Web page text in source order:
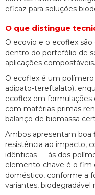
eficaz para soluções
O que distingue
O ecovio e o ecoflex
dentro do portefólio de
aplicações compostáveis.
O ecoflex é um
adipato-tereftalato),
ecoflex em formulações
com matérias-primas
balanço de biomassa
Ambos apresentam boa
resistência ao impacto,
idênticas — às dos
elemento-chave é o fim
doméstico, conforme a
variantes, biodegradável